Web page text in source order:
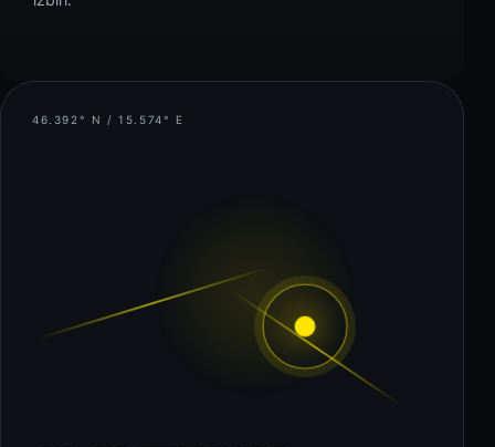
46.392° N / 15.574° E